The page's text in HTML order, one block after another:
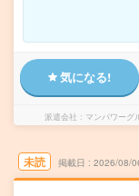
気になる!
派遣会社 マンパワー
未読 掲載日 2026/08/